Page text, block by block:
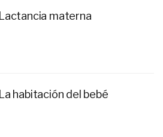
Lactancia materna
La habitación del bebé